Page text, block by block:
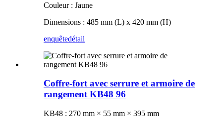
Couleur : Jaune
Dimensions : 485 mm (L) x 420 mm (H)
enquêtedétail
Coffre-fort avec serrure et armoire de
rangement KB48 96
KB48 : 270 mm × 55 mm × 395 mm